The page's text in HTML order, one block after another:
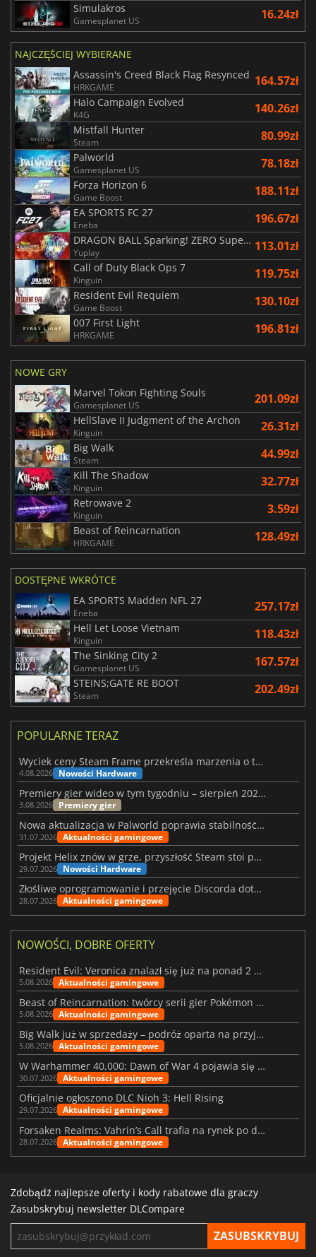
Simulakros
Gamesplanet US 16.24zł
NAJCZĘŚCIEJ WYBIERANE
Assassin's Creed Black Flag Resynced
HRKGAME 164.57zł
Halo Campaign Evolved
K4G 140.26zł
Mistfall Hunter
Steam 80.99zł
Palworld
Gamesplanet US 78.18zł
Forza Horizon 6
Game Boost 188.11zł
EA SPORTS FC 27
Eneba 196.67zł
DRAGON BALL Sparking! ZERO Super Limit Breaking NEO
Yuplay 113.01zł
Call of Duty Black Ops 7
Kinguin 119.75zł
Resident Evil Requiem
Game Boost 130.10zł
007 First Light
HRKGAME 196.81zł
NOWE GRY
Marvel Tokon Fighting Souls
Gamesplanet US 201.09zł
HellSlave II Judgment of the Archon
Kinguin 26.31zł
Big Walk
Steam 44.99zł
Kill The Shadow
Kinguin 32.77zł
Retrowave 2
Kinguin 3.59zł
Beast of Reincarnation
HRKGAME 128.49zł
DOSTĘPNE WKRÓTCE
EA SPORTS Madden NFL 27
Eneba 257.17zł
Hell Let Loose Vietnam
Kinguin 118.43zł
The Sinking City 2
Gamesplanet US 167.57zł
STEINS;GATE RE BOOT
Steam 202.49zł
POPULARNE TERAZ
Wyciek ceny Steam Frame przekreśla marzenia o tanim zestawie VR
4.08.2026 Nowości Hardware
Premiery gier wideo w tym tygodniu – sierpień 2026 r. (32. tydzień)
3.08.2026 Premiery gier
Nowa aktualizacja w Palworld poprawia stabilność Sunreach i walk z bossami
31.07.2026 Aktualności gamingowe
Projekt Helix znów w grze, przyszłość Steam stoi pod znakiem zapytania
29.07.2026 Nowości Hardware
Złośliwe oprogramowanie i przejęcie Discorda dotknęły Meccha Chameleon
28.07.2026 Aktualności gamingowe
NOWOŚCI, DOBRE OFERTY
Resident Evil: Veronica znalazł się już na ponad 2 milionach list życzeń
5.08.2026 Aktualności gamingowe
Beast of Reincarnation: twórcy serii gier Pokémon wkraczają na nową ścieżkę
5.08.2026 Aktualności gamingowe
Big Walk już w sprzedaży – podróż oparta na przyjaźni
5.08.2026 Aktualności gamingowe
W Warhammer 40,000: Dawn of War 4 pojawia się frakcja Nekronów
30.07.2026 Aktualności gamingowe
Oficjalnie ogłoszono DLC Nioh 3: Hell Rising
29.07.2026 Aktualności gamingowe
Forsaken Realms: Vahrin’s Call trafia na rynek po dziesięciu latach prac
28.07.2026 Aktualności gamingowe
Zdobądź najlepsze oferty i kody rabatowe dla graczy
Zasubskrybuj newsletter DLCompare